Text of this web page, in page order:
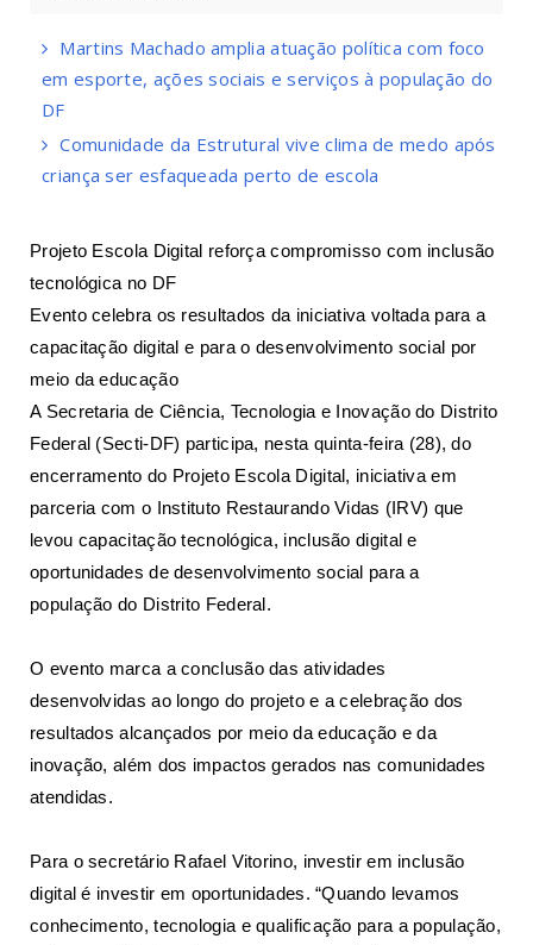
Martins Machado amplia atuação política com foco
em esporte, ações sociais e serviços à população do
DF
Comunidade da Estrutural vive clima de medo após
criança ser esfaqueada perto de escola
Projeto Escola Digital reforça compromisso com inclusão
tecnológica no DF
Evento celebra os resultados da iniciativa voltada para a
capacitação digital e para o desenvolvimento social por
meio da educação
A Secretaria de Ciência, Tecnologia e Inovação do Distrito
Federal (Secti-DF) participa, nesta quinta-feira (28), do
encerramento do Projeto Escola Digital, iniciativa em
parceria com o Instituto Restaurando Vidas (IRV) que
levou capacitação tecnológica, inclusão digital e
oportunidades de desenvolvimento social para a
população do Distrito Federal.
O evento marca a conclusão das atividades
desenvolvidas ao longo do projeto e a celebração dos
resultados alcançados por meio da educação e da
inovação, além dos impactos gerados nas comunidades
atendidas.
Para o secretário Rafael Vitorino, investir em inclusão
digital é investir em oportunidades. “Quando levamos
conhecimento, tecnologia e qualificação para a população,